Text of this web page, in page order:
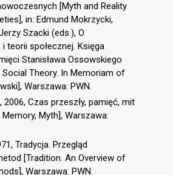
[Myth and Reality
in: Edmund Mokrzycki,
Szacki (eds.), O
teorii społecznej. Księga
Stanisława Ossowskiego
Social Theory. In Memoriam of
Warszawa: PWN.
2006, Czas przeszły, pamięć, mit
Myth], Warszawa:
Tradycja. Przegląd
[Tradition. An Overview of
Warszawa: PWN.